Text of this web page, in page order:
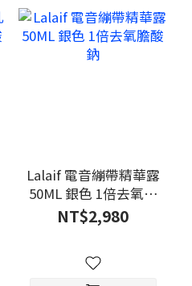
Lalaif 電音繃帶精華露
50ML 銀色 1倍去氧膽
酸鈉
NT$2,980